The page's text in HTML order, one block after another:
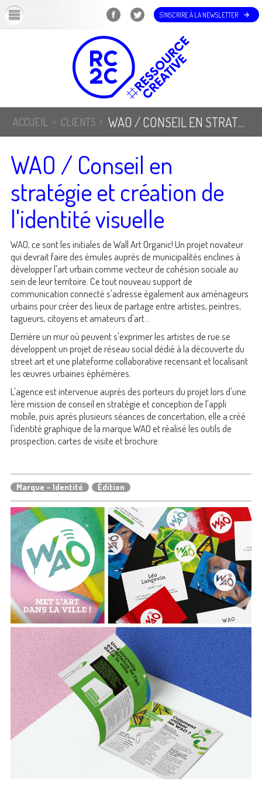
S'INSCRIRE À LA NEWSLETTER
ACCUEIL CLIENTS WAO / CONSEIL EN STRATÉGIE ET CRÉATION DE L'IDENTITÉ VISUELLE
WAO / Conseil en
stratégie et création de
l'identité visuelle
WAO, ce sont les initiales de Wall Art Organic! Un projet novateur
qui devrait faire des émules auprès de municipalités enclines à
développer l'art urbain comme vecteur de cohésion sociale au
sein de leur territoire. Ce tout nouveau support de
communication connecté s'adresse également aux aménageurs
urbains pour créer des lieux de partage entre artistes, peintres,
tagueurs, citoyens et amateurs d'art...
Derrière un mur où peuvent s'exprimer les artistes de rue se
développent un projet de réseau social dédié à la découverte du
street art et une plateforme collaborative recensant et localisant
les œuvres urbaines éphémères.
L'agence est intervenue auprès des porteurs du projet lors d'une
1ère mission de conseil en stratégie et conception de l'appli
mobile, puis après plusieurs séances de concertation, elle a créé
l'identité graphique de la marque WAO et réalisé les outils de
prospection, cartes de visite et brochure.
Marque – Identité Édition